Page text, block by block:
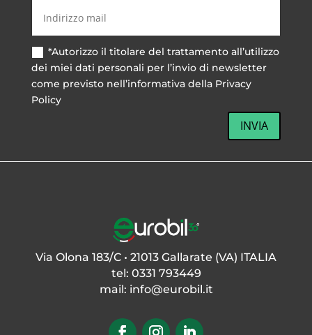
*Autorizzo il titolare del trattamento all’utilizzo
dei miei dati personali per l’invio di newsletter
come previsto nell’informativa della Privacy
Policy
INVIA
Via Olona 183/C • 21013 Gallarate (VA) ITALIA
tel: 0331 793449
mail: info@eurobil.it